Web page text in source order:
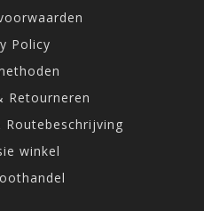
Policy
Retourneren
winkel